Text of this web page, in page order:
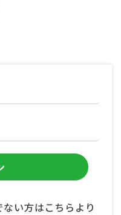
い方はこちらより